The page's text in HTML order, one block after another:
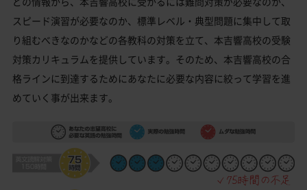
スピード演習が必要なのか、標準レベル・典型問題に集中して取
り組むべきなのかなどの各教科の対策を立て、本吉響高校の受験
対策カリキュラムを提供しています。そのため、本吉響高校の合
格ラインに到達するためにあなたに必要な内容に絞って学習を進
めていく事が出来ます。